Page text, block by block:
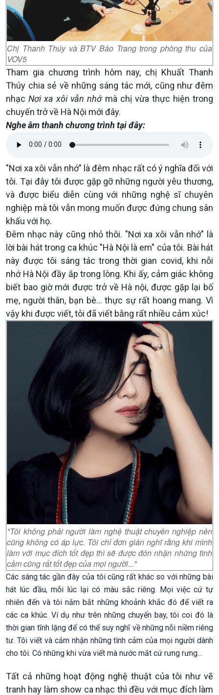
Chị Thanh Thúy và BTV Bảo Trang trong phòng thu của
VOV5
Tham gia chương trình hôm nay, chị Khuất Thanh
Thúy chia sẻ về những sáng tác mới, cũng như đêm
nhạcNơi xa xôi vẫn nhớ mà chị vừa thực hiện trong
chuyến trở về Hà Nội mới đây.
Nghe âm thanh chương trình tại đây:
"Nơi xa xôi vẫn nhớ" là đêm nhạc rất có ý nghĩa đối với
tôi. Tại đây tôi được gặp gỡ những người yêu thương,
và được biểu diễn cùng với những nghệ sĩ chuyên
nghiệp mà tôi vẫn mong muốn được đứng chung sân
khấu với họ.
Đêm nhạc này cũng nhỏ thôi. "Nơi xa xôi vẫn nhớ" là
lời bài hát trong ca khúc "Hà Nội là em" của tôi. Bài hát
này được tôi sáng tác trong thời gian covid, khi nỗi
nhớ Hà Nội đầy ắp trong lòng. Khi ấy, cảm giác không
biết bao giờ mới được trở về Hà nội, được gặp lại bố
mẹ, người thân, bạn bè... thực sự rất hoang mang. Vì
vậy khi được viết, tôi đã viết bằng rất nhiều cảm xúc!
"Tôi không phải người làm nghệ thuật chuyên nghiệp nên
cũng không có áp lực. Tôi chỉ đơn giản nghĩ rằng khi mình
làm với mục đích tốt đẹp thì sẽ được đón nhận những tình
cảm cũng rất tốt đẹp của mọi người..."
Các sáng tác gần đây của tôi cũng rất khác so với những bài
hát lúc đầu, mỗi lúc lại có màu sắc riêng. Mọi việc cứ tự
nhiên đến và tôi nắm bắt những khoảnh khắc đó để viết ra
các ca khúc. Ví dụ như trên những chuyến bay, tôi coi đó là
thời gian tĩnh lặng để có thể suy nghĩ về những nỗi niềm riêng
tư. Tôi viết và cảm nhận những tình cảm của mọi người dành
cho tôi. Có những khi vừa viết mà nước mắt cứ rưng rưng...
Tất cả những hoạt động nghệ thuật của tôi như vẽ
tranh hay làm show ca nhạc thì đều với mục đích làm